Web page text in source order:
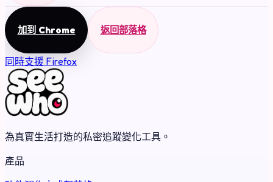
加到 Chrome 返回部落格
同時支援 Firefox
為真實生活打造的私密追蹤變化工具。
產品